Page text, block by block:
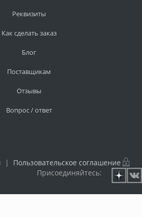
Реквизиты
Как сделать заказ
Блог
Поставщикам
Отзывы
Вопрос / ответ
| Пользовательское соглашение
Присоединяйтесь: